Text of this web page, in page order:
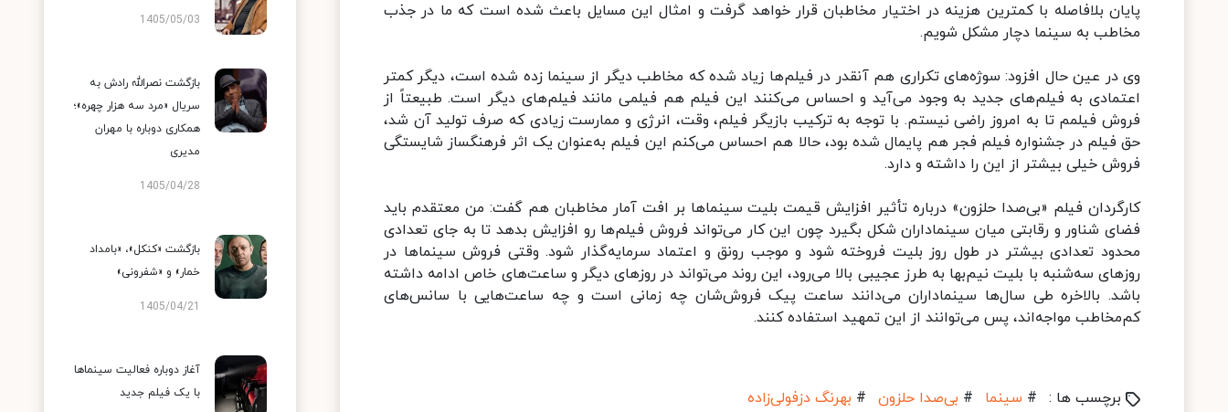
پایان بلافاصله با کمترین هزینه در اختیار مخاطبان قرار خواهد گرفت و امثال این مسایل باعث شده است که ما در جذب
مخاطب به سینما دچار مشکل شویم.
وی در عین حال افزود: سوژه‌های تکراری هم آنقدر در فیلم‌ها زیاد شده که مخاطب دیگر از سینما زده شده است، دیگر کمتر
اعتمادی به فیلم‌های جدید به وجود می‌آید و احساس می‌کنند این فیلم هم فیلمی مانند فیلم‌های دیگر است. طبیعتاً از
فروش فیلمم تا به امروز راضی نیستم. با توجه به ترکیب بازیگر فیلم، وقت، انرژی و ممارست زیادی که صرف تولید آن شد،
حق فیلم در جشنواره فیلم فجر هم پایمال شده بود، حالا هم احساس می‌کنم این فیلم به‌عنوان یک اثر فرهنگساز شایستگی
فروش خیلی بیشتر از این را داشته و دارد.
کارگردان فیلم «بی‌صدا حلزون» درباره تأثیر افزایش قیمت بلیت سینماها بر افت آمار مخاطبان هم گفت: من معتقدم باید
فضای شناور و رقابتی میان سینماداران شکل بگیرد چون این کار می‌تواند فروش فیلم‌ها رو افزایش بدهد تا به جای تعدادی
محدود تعدادی بیشتر در طول روز بلیت فروخته شود و موجب رونق و اعتماد سرمایه‌گذار شود. وقتی فروش سینماها در
روزهای سه‌شنبه با بلیت نیم‌بها به طرز عجیبی بالا می‌رود، این روند می‌تواند در روزهای دیگر و ساعت‌های خاص ادامه داشته
باشد. بالاخره طی سال‌ها سینماداران می‌دانند ساعت پیک فروش‌شان چه زمانی است و چه ساعت‌هایی با سانس‌های
کم‌مخاطب مواجه‌اند، پس می‌توانند از این تمهید استفاده کنند.
برچسب ها : # سینما # بی‌صدا حلزون # بهرنگ دزفولی‌زاده
1405/05/03
بازگشت نصرالله رادش به
سریال «مرد سه هزار چهره»؛
همکاری دوباره با مهران
مدیری
1405/04/28
بازگشت «کنکل»، «بامداد
خمار» و «شفرونی»
1405/04/21
آغاز دوباره فعالیت سینماها
با یک فیلم جدید